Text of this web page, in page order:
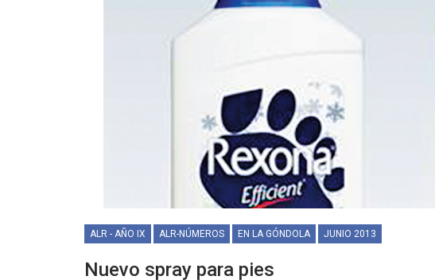
ALR - AÑO IX ALR-NÚMEROS EN LA GÓNDOLA JUNIO 2013
Nuevo spray para pies